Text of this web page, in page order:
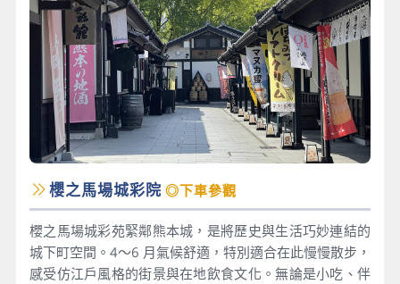
櫻之馬場城彩院 ◎下車參觀
櫻之馬場城彩苑緊鄰熊本城，是將歷史與生活巧妙連結的
城下町空間。4～6 月氣候舒適，特別適合在此慢慢散步，
感受仿江戶風格的街景與在地飲食文化。無論是小吃、伴